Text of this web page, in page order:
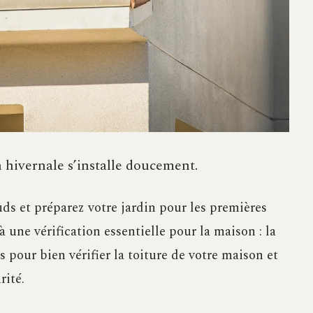
s’installe doucement.
et préparez votre jardin pour les premières
une vérification essentielle pour la maison : la
pour bien vérifier la toiture de votre maison et